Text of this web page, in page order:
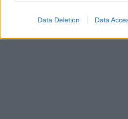
Data Deletion Data